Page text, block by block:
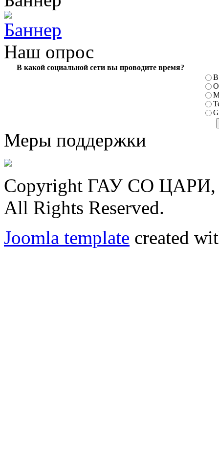
Наш опрос
В какой социальной сети вы проводите время?
В
Меры поддержки
Copyright ГАУ СО ЦАРИ,
All Rights Reserved.
Joomla template created